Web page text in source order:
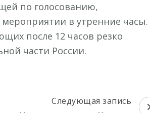
по голосованию,
в утренние часы.
после 12 часов резко
части России.
Следующая запись